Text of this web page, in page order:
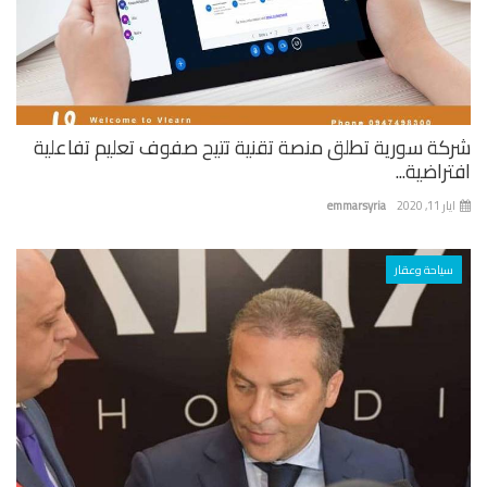
سورية تطلق منصة تقنية تتيح صفوف تعليم تفاعلية
emmarsyria
سياحة وعقار